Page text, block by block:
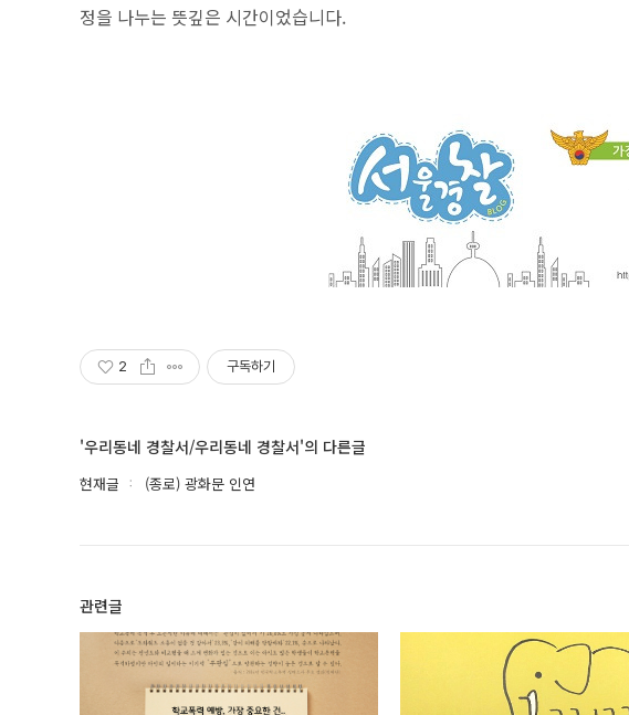
정을 나누는 뜻깊은 시간이었습니다.
2 구독하기
'우리동네 경찰서/우리동네 경찰서'의 다른글
현재글 (종로) 광화문 인연
관련글